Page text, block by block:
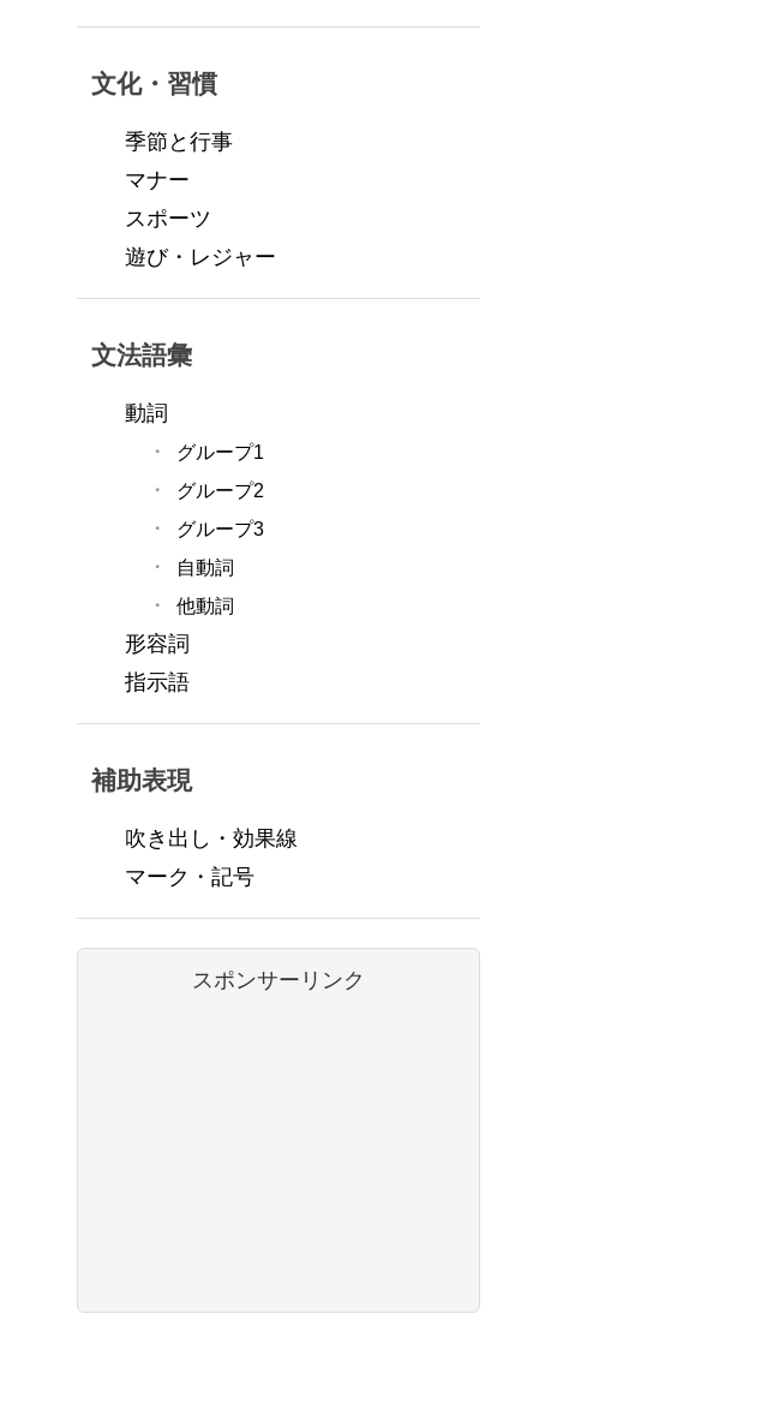
文化・習慣
季節と行事
マナー
スポーツ
遊び・レジャー
文法語彙
動詞
グループ1
グループ2
グループ3
自動詞
他動詞
形容詞
指示語
補助表現
吹き出し・効果線
マーク・記号
スポンサーリンク